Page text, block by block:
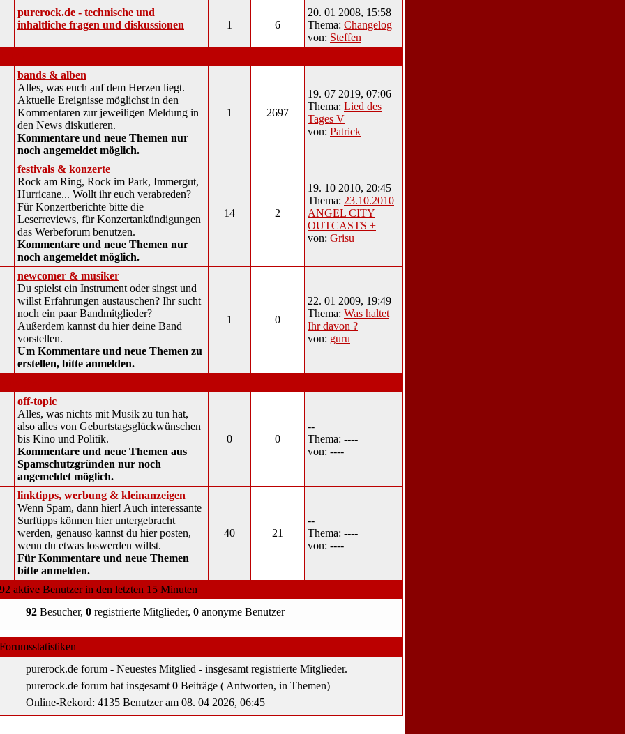
purerock.de - technische und
inhaltliche fragen und diskussionen
1 6
20. 01 2008, 15:58
Thema: Changelog
von: Steffen
bands & alben
Alles, was euch auf dem Herzen liegt.
Aktuelle Ereignisse möglichst in den
Kommentaren zur jeweiligen Meldung in
den News diskutieren.
Kommentare und neue Themen nur
noch angemeldet möglich.
1 2697
19. 07 2019, 07:06
Thema: Lied des
Tages V
von: Patrick
festivals & konzerte
Rock am Ring, Rock im Park, Immergut,
Hurricane... Wollt ihr euch verabreden?
Für Konzertberichte bitte die
Leserreviews, für Konzertankündigungen
das Werbeforum benutzen.
Kommentare und neue Themen nur
noch angemeldet möglich.
14 2
19. 10 2010, 20:45
Thema: 23.10.2010
ANGEL CITY
OUTCASTS +
von: Grisu
newcomer & musiker
Du spielst ein Instrument oder singst und
willst Erfahrungen austauschen? Ihr sucht
noch ein paar Bandmitglieder?
Außerdem kannst du hier deine Band
vorstellen.
Um Kommentare und neue Themen zu
erstellen, bitte anmelden.
1 0
22. 01 2009, 19:49
Thema: Was haltet
Ihr davon ?
von: guru
off-topic
Alles, was nichts mit Musik zu tun hat,
also alles von Geburtstagsglückwünschen
bis Kino und Politik.
Kommentare und neue Themen aus
Spamschutzgründen nur noch
angemeldet möglich.
0 0
--
Thema: ----
von: ----
linktipps, werbung & kleinanzeigen
Wenn Spam, dann hier! Auch interessante
Surftipps können hier untergebracht
werden, genauso kannst du hier posten,
wenn du etwas loswerden willst.
Für Kommentare und neue Themen
bitte anmelden.
40 21
--
Thema: ----
von: ----
92 aktive Benutzer in den letzten 15 Minuten
92 Besucher, 0 registrierte Mitglieder, 0 anonyme Benutzer
Forumsstatistiken
purerock.de forum - Neuestes Mitglied - insgesamt registrierte Mitglieder.
purerock.de forum hat insgesamt 0 Beiträge ( Antworten, in Themen)
Online-Rekord: 4135 Benutzer am 08. 04 2026, 06:45